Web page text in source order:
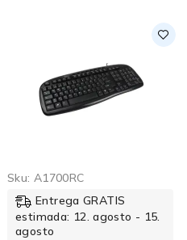
Sku: A1700RC
Entrega GRATIS
estimada: 12. agosto - 15.
agosto